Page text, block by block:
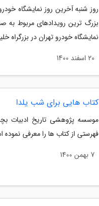
روز شنبه آخرین روز نمایشگاه
نمایشگاه خودرو تهران در
20 اسفند 1400
کتاب هایی برای شب یلدا
موسسه پژوهشی تاریخ ادبیات
فهرستی از کتاب ها را معرفی
7 بهمن 1400